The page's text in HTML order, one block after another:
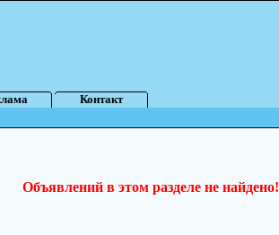
Контакт
Объявлений в этом разделе не найдено!